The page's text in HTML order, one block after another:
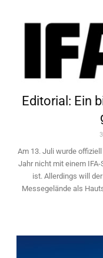
Editorial: Ein
Am 13. Juli wurde
Jahr nicht mit einem
ist. Allerdings will
Messegelände als